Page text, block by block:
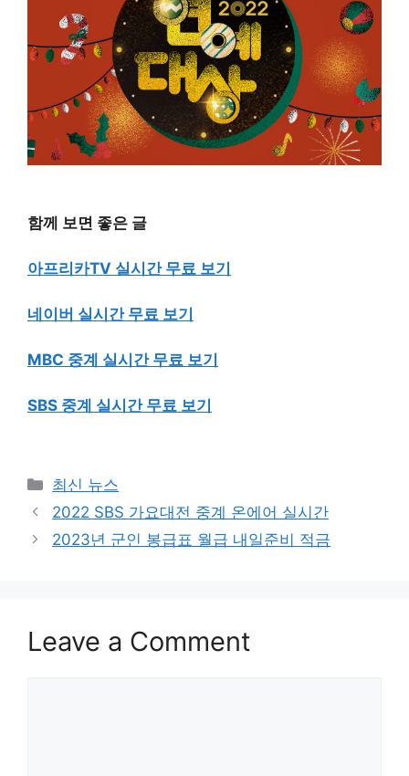
함께 보면 좋은 글
아프리카TV 실시간 무료 보기
네이버 실시간 무료 보기
MBC 중계 실시간 무료 보기
SBS 중계 실시간 무료 보기
Categories
최신 뉴스
Post
navigation
2022 SBS 가요대전 중계 온에어 실시간
2023년 군인 봉급표 월급 내일준비 적금
Leave a Comment